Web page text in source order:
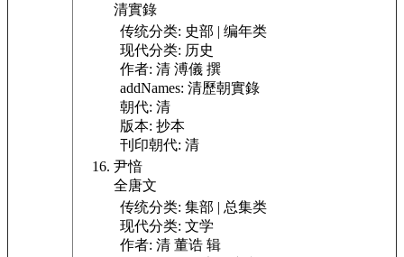
清實錄
传统分类: 史部 | 编年类
现代分类: 历史
作者: 清 溥儀 撰
addNames: 清歷朝實錄
朝代: 清
版本: 抄本
刊印朝代: 清
尹愔
全唐文
传统分类: 集部 | 总集类
现代分类: 文学
作者: 清 董诰 辑